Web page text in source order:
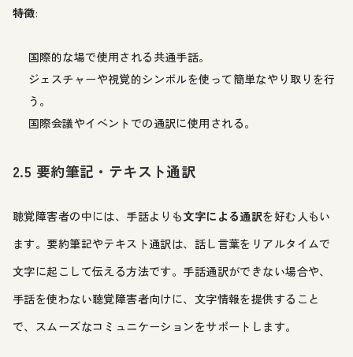
特徴:
国際的な場で使用される共通手話。
ジェスチャーや視覚的シンボルを使って簡単なやり取りを行
う。
国際会議やイベントでの通訳に使用される。
2.5 要約筆記・テキスト通訳
聴覚障害者の中には、手話よりも文字による通訳を好む人もい
ます。要約筆記やテキスト通訳は、話し言葉をリアルタイムで
文字に起こして伝える方法です。手話通訳ができない場合や、
手話を使わない聴覚障害者向けに、文字情報を提供すること
で、スムーズなコミュニケーションをサポートします。